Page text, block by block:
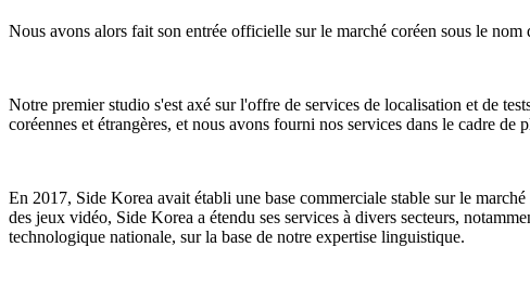
Nous avons alors fait son entrée officielle sur le marché coréen sous le
Notre premier studio s'est axé sur l'offre de services de localisation et de
coréennes et étrangères, et nous avons fourni nos services dans le cadre de
En 2017, Side Korea avait établi une base commerciale stable sur le
des jeux vidéo, Side Korea a étendu ses services à divers secteurs,
technologique nationale, sur la base de notre expertise linguistique.